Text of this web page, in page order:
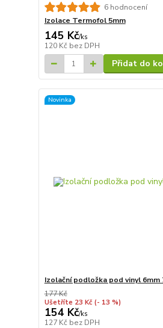
6 hodnocení
Izolace Termofol 5mm
145 Kč/ks
120 Kč bez DPH
Přidat do
Novinka
Izolační podložka pod vinyl 6mm
177 Kč
Ušetříte 23 Kč (- 13 %)
154 Kč/ks
127 Kč bez DPH